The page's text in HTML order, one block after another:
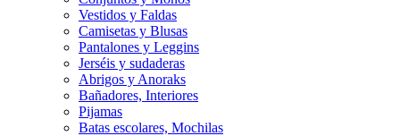
Vestidos y Faldas
Camisetas y Blusas
Pantalones y Leggins
Jerséis y sudaderas
Abrigos y Anoraks
Bañadores, Interiores
Pijamas
Batas escolares, Mochilas